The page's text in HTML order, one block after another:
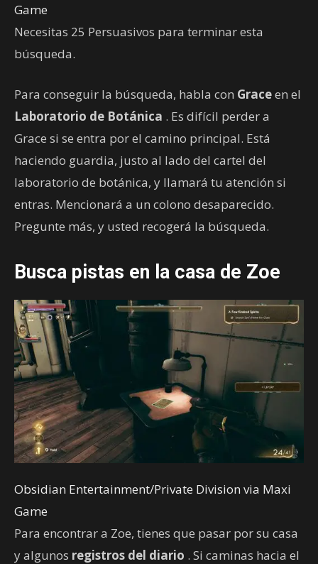
Game
Necesitas 25 Persuasivos para terminar esta
búsqueda.
Para conseguir la búsqueda, habla con Graceen el
Laboratorio de Botánica . Es difícil perder a
Grace si se entra por el camino principal. Está
haciendo guardia, justo al lado del cartel del
laboratorio de botánica, y llamará tu atención si
entras. Mencionará a un colono desaparecido.
Pregunte más, y usted recogerá la búsqueda.
Busca pistas en la casa de Zoe
Obsidian Entertainment/Private Division via Maxi
Game
Para encontrar a Zoe, tienes que pasar por su casa
y algunos registros del diario . Si caminas hacia el